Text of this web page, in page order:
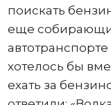
поискать
еще
хотелось бы
ехать за